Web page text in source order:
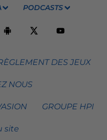
PODCASTS
DES JEUX
NOUS
GROUPE HPI
site